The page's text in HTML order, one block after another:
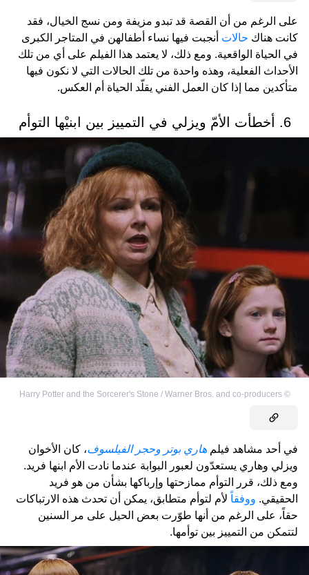
على الرغم من أن القصة قد تبدو مزيفة ومن نسج الخيال، فقد
كانت هناك حالات أنجبت فيها نساء أطفالهن في المتاجر الكبرى
في الحياة الواقعية. ومع ذلك، لا يعتمد هذا الفيلم على أي من تلك
الأحداث الفعلية، وهذه واحدة من تلك الحالات التي لا نكون فيها
متأكدين مما إذا كان العمل الفني يقلّد الحياة أم العكس.
6. أخطأت الأمّ ويزلي في التمييز بين ابنيْها التوأم
©
Harry Potter and the Sorcerer's Stone / Warner Bros. and co-producers
في أحد مشاهد فيلم هاري بوتر وحجر الفيلسوف، كان الأخوان
ويزلي وهاري يستعدّون لعبور البوابة عندما نادت الأم ابنها فريد.
ومع ذلك، قرر التوأم ممازحتها وإرباكها بشأن من هو فريد
الحقيقي. ووفقاً لأم لتوأم متطابق، يمكن أن تحدث هذه الارتباكات
حقاً، على الرغم من أنها طوّرت بعض الحيل على مر السنين
لتتمكن من التمييز بين توأمها.